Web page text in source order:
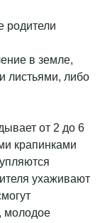
родители
в земле,
листьями, либо
от 2 до 6
крапинками
ухаживают
молодое